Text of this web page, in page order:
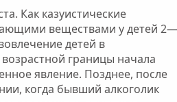
Как казуистические
веществами у детей 2—
детей в
границы начала
явление. Позднее, после
когда бывший алкоголик